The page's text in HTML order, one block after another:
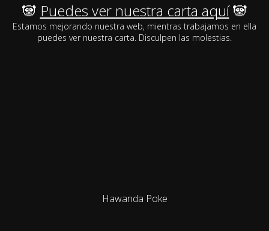
🐼 Puedes ver nuestra carta aquí🐼
Estamos mejorando nuestra web, mientras trabajamos en ella
puedes ver nuestra carta. Disculpen las molestias.
Hawanda Poke